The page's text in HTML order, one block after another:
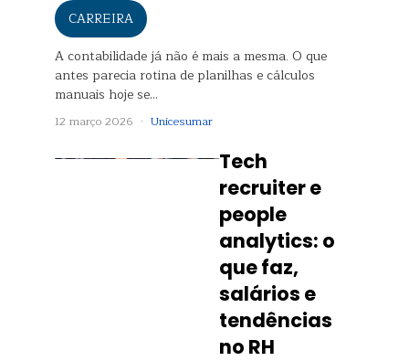
CARREIRA
A contabilidade já não é mais a mesma. O que
antes parecia rotina de planilhas e cálculos
manuais hoje se…
12 março 2026 · Unicesumar
Tech
recruiter e
people
analytics: o
que faz,
salários e
tendências
no RH